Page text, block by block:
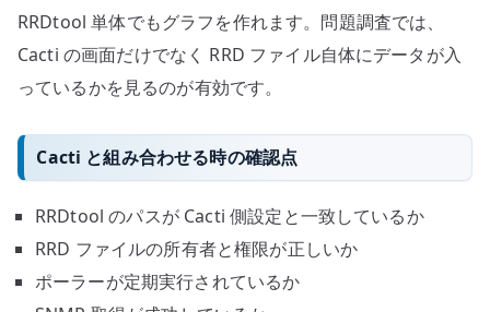
RRDtool 単体でもグラフを作れます。問題調査では、
Cacti の画面だけでなく RRD ファイル自体にデータが入
っているかを見るのが有効です。
Cacti と組み合わせる時の確認点
RRDtool のパスが Cacti 側設定と一致しているか
RRD ファイルの所有者と権限が正しいか
ポーラーが定期実行されているか